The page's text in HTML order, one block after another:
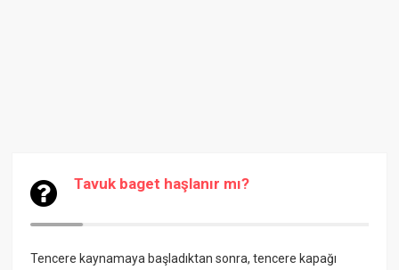
Tavuk baget haşlanır mı?
Tencere kaynamaya başladıktan sonra, tencere kapağı